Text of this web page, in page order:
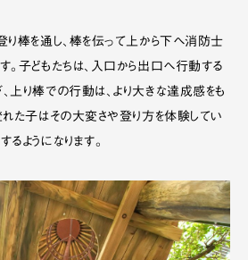
り棒を通し、棒を伝って上から下へ消防士
。子どもたちは、入口から出口へ行動する
上り棒での行動は、より大きな達成感をも
れた子はその大変さや登り方を体験してい
るようになります。